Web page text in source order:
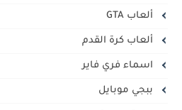
ألعاب GTA
ألعاب كرة القدم
اسماء فري فاير
ببجي موبايل